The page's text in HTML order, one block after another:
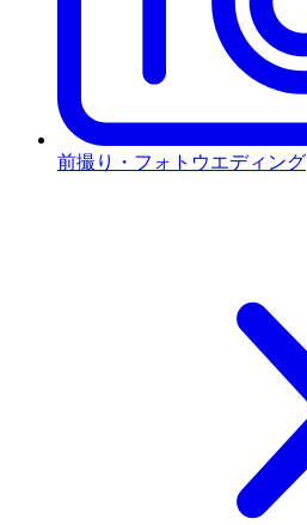
前撮り・フォトウエディング